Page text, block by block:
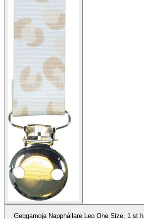
Geggamoja Napphållare Leo One Size, 1 st